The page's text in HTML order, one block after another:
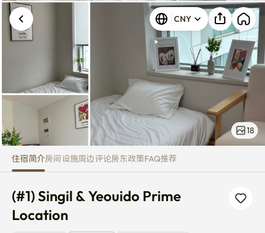
(#1) Singil & Yeouido Prime
CNY
18
住宿简介房间设施周边评论房东政策FAQ推荐
(#1) Singil & Yeouido Prime
Location